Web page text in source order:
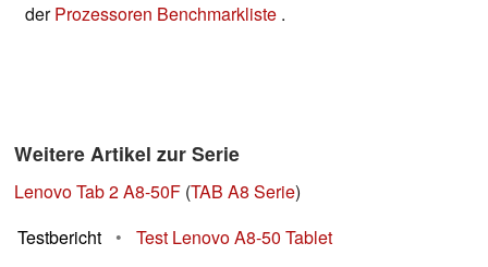
derProzessoren Benchmarkliste .
Weitere Artikel zur Serie
Lenovo Tab 2 A8-50F (TAB A8 Serie)
Testbericht
• Test Lenovo A8-50 Tablet